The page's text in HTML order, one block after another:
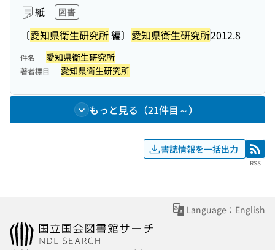
紙 図書
〔愛知県衛生研究所編〕 愛知県衛生研究所2012.8
件名 愛知県衛生研究所
著者標目 愛知県衛生研究所
もっと見る（21件目～）
書誌情報を一括出力 RSS
RSS
Language：English